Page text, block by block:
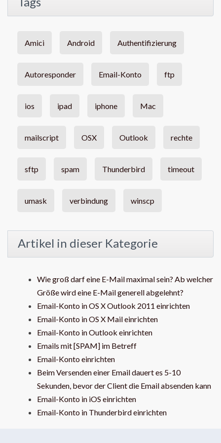
Amici Android Authentifizierung
Autoresponder Email-Konto ftp
ios ipad iphone Mac
mailscript OSX Outlook rechte
sftp spam Thunderbird timeout
umask verbindung winscp
Artikel in dieser Kategorie
Wie groß darf eine E-Mail maximal sein? Ab welcher
Größe wird eine E-Mail generell abgelehnt?
Email-Konto in OS X Outlook 2011 einrichten
Email-Konto in OS X Mail einrichten
Email-Konto in Outlook einrichten
Emails mit [SPAM] im Betreff
Email-Konto einrichten
Beim Versenden einer Email dauert es 5-10
Sekunden, bevor der Client die Email absenden kann
Email-Konto in iOS einrichten
Email-Konto in Thunderbird einrichten